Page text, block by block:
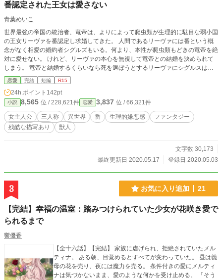
番認定された王女は愛さない
青葉めいこ
世界最強の帝国の統治者、竜帝は、よりによって爬虫類が生理的に駄目な弱小国
の王女リーヴァを番認定し求婚してきた。 人間であるリーヴァには番という概
念がなく相愛の婚約者シグルズもいる。何より、本性が爬虫類もどきの竜帝を絶
対に愛せない。 けれど、リーヴァの本心を無視して竜帝との結婚を決められて
しまう。 竜帝と結婚するくらいなら死を選ぼうとするリーヴァにシグルスはあ
る提案をしてきた。 番を否定する意図はありません。 小説家になろうにも投稿
しています。
恋愛 完結 短編 R15
24h.ポイント 142pt
小説 8,565 位 / 228,621件 恋愛 3,837 位 / 66,321件
女主人公 三人称 異世界 番 生理的嫌悪感
ファンタジー
残酷な描写あり
獣人
文字数 30,173
最終更新日 2020.05.17
登録日 2020.05.03
3 お気に入り追加 21
【完結】幸福の温室：踏みつけられていた少女が花咲き愛で
られるまで
響優香
【全十六話】【完結】 家族に虐げられ、拒絶されていたメル
ティナ。 ある朝、目覚めるとすべてが変わっていた。 昼は義
母の花を売り、夜には魔力を売る。 条件付きの愛にメルティ
ナは気づかないまま、愛のような何かを受け止める。 「そう